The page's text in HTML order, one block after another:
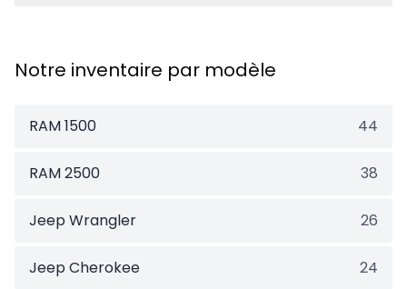
Notre inventaire par modèle
RAM 1500 44
RAM 2500 38
Jeep Wrangler 26
Jeep Cherokee 24